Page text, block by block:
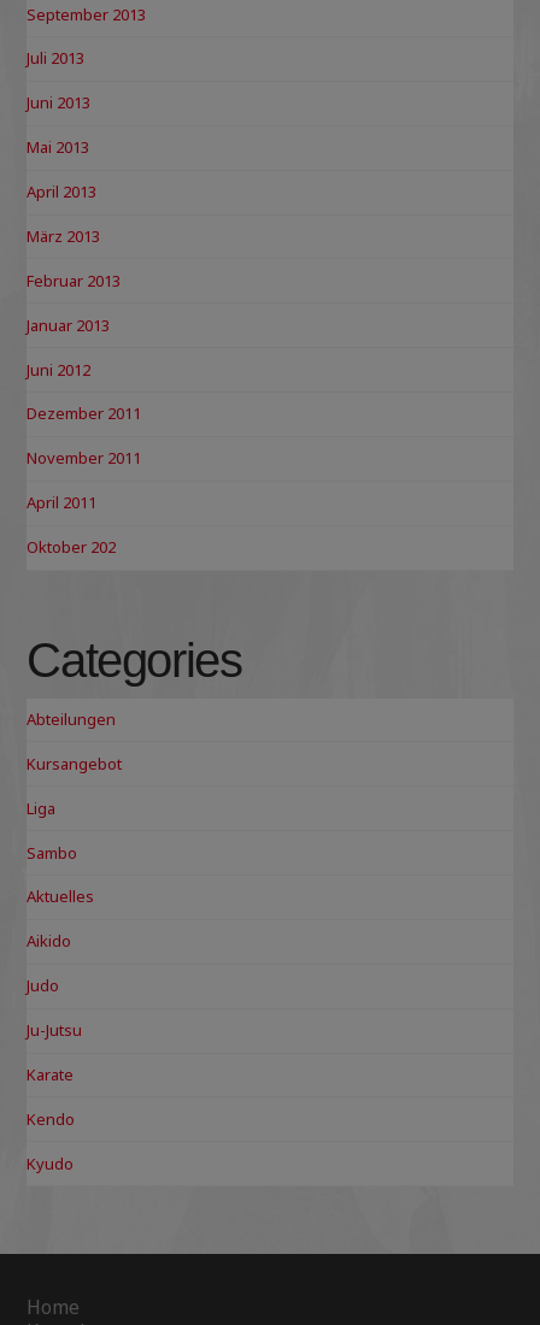
September 2013
Juli 2013
Juni 2013
Mai 2013
April 2013
März 2013
Februar 2013
Januar 2013
Juni 2012
Dezember 2011
November 2011
April 2011
Oktober 202
Categories
Abteilungen
Kursangebot
Liga
Sambo
Aktuelles
Aikido
Judo
Ju-Jutsu
Karate
Kendo
Kyudo
Home